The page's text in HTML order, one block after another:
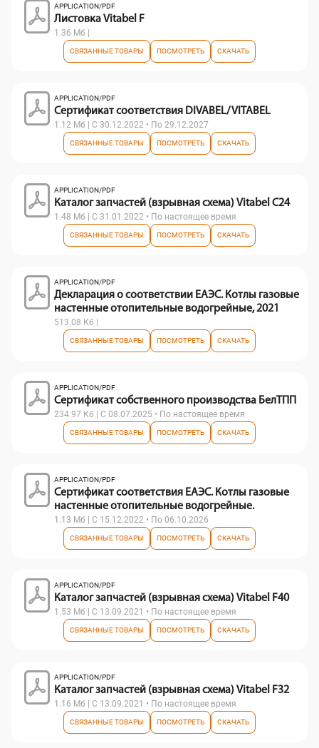
APPLICATION/PDF
Листовка Vitabel F
1.36 Мб |
СВЯЗАННЫЕ ТОВАРЫ ПОСМОТРЕТЬ СКАЧАТЬ
APPLICATION/PDF
Сертификат соответствия DIVABEL/ VITABEL
1.12 Мб | С 30.12.2022 • По 29.12.2027
СВЯЗАННЫЕ ТОВАРЫ ПОСМОТРЕТЬ СКАЧАТЬ
APPLICATION/PDF
Каталог запчастей (взрывная схема) Vitabel С24
1.48 Мб | С 31.01.2022 • По настоящее время
СВЯЗАННЫЕ ТОВАРЫ ПОСМОТРЕТЬ СКАЧАТЬ
APPLICATION/PDF
Декларация о соответствии ЕАЭС. Котлы газовые
настенные отопительные водогрейные, 2021
513.08 Кб |
СВЯЗАННЫЕ ТОВАРЫ ПОСМОТРЕТЬ СКАЧАТЬ
APPLICATION/PDF
Сертификат собственного производства БелТПП
234.97 Кб | С 08.07.2025 • По настоящее время
СВЯЗАННЫЕ ТОВАРЫ ПОСМОТРЕТЬ СКАЧАТЬ
APPLICATION/PDF
Сертификат соответствия ЕАЭС. Котлы газовые
настенные отопительные водогрейные.
1.13 Мб | С 15.12.2022 • По 06.10.2026
СВЯЗАННЫЕ ТОВАРЫ ПОСМОТРЕТЬ СКАЧАТЬ
APPLICATION/PDF
Каталог запчастей (взрывная схема) Vitabel F40
1.53 Мб | С 13.09.2021 • По настоящее время
СВЯЗАННЫЕ ТОВАРЫ ПОСМОТРЕТЬ СКАЧАТЬ
APPLICATION/PDF
Каталог запчастей (взрывная схема) Vitabel F32
1.16 Мб | С 13.09.2021 • По настоящее время
СВЯЗАННЫЕ ТОВАРЫ ПОСМОТРЕТЬ СКАЧАТЬ